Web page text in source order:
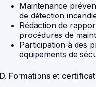
Maintenance
de détection
Rédaction de
procédures de
Participation à des
équipements de
D. Formations et